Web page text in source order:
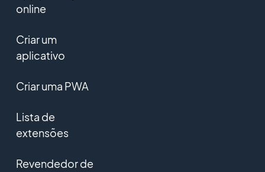
online
Criar um
aplicativo
Criar uma PWA
Lista de
extensões
Revendedor de